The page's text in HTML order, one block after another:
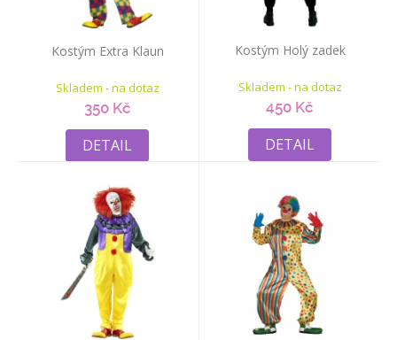
Kostým Extra Klaun
Skladem - na dotaz
350 Kč
DETAIL
Kostým Holý zadek
Skladem - na dotaz
450 Kč
DETAIL